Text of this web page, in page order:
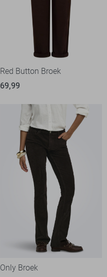
Red Button Broek
69,99
Only Broek